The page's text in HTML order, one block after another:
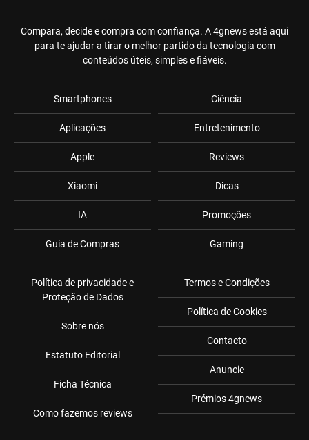
Compara, decide e compra com confiança. A 4gnews está aqui
para te ajudar a tirar o melhor partido da tecnologia com
conteúdos úteis, simples e fiáveis.
Smartphones
Aplicações
Apple
Xiaomi
IA
Guia de Compras
Ciência
Entretenimento
Reviews
Dicas
Promoções
Gaming
Política de privacidade e
Proteção de Dados
Sobre nós
Estatuto Editorial
Ficha Técnica
Como fazemos reviews
Termos e Condições
Política de Cookies
Contacto
Anuncie
Prémios 4gnews